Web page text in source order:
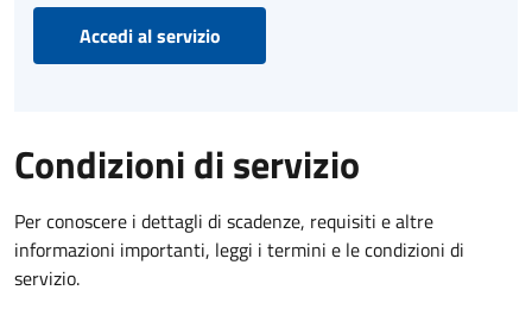
Accedi al servizio
Condizioni di servizio
Per conoscere i dettagli di scadenze, requisiti e altre
informazioni importanti, leggi i termini e le condizioni di
servizio.